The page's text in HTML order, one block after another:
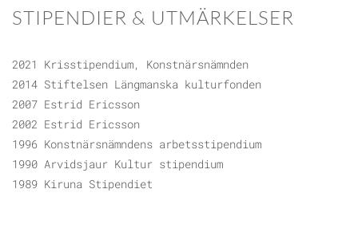
STIPENDIER & UTMÄRKELSER
2021 Krisstipendium, Konstnärsnämnden
2014 Stiftelsen Längmanska kulturfonden
2007 Estrid Ericsson
2002 Estrid Ericsson
1996 Konstnärsnämndens arbetsstipendium
1990 Arvidsjaur Kultur stipendium
1989 Kiruna Stipendiet